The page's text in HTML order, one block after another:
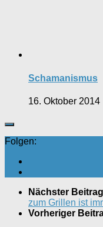
Schamanismus
16. Oktober 2014
Folgen:
Nächster Beitrag
zum Grillen ist
Vorheriger